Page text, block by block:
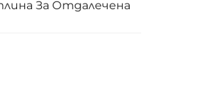
За Отдалечена